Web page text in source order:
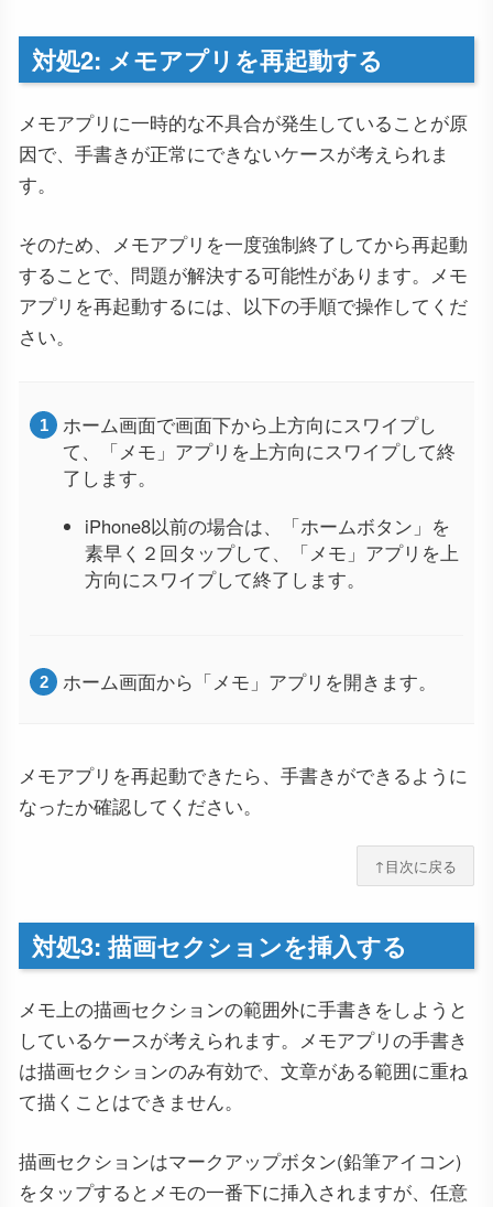
対処2: メモアプリを再起動する
メモアプリに一時的な不具合が発生していることが原
因で、手書きが正常にできないケースが考えられま
す。
そのため、メモアプリを一度強制終了してから再起動
することで、問題が解決する可能性があります。メモ
アプリを再起動するには、以下の手順で操作してくだ
さい。
ホーム画面で画面下から上方向にスワイプし
て、「メモ」アプリを上方向にスワイプして終
了します。
iPhone8以前の場合は、「ホームボタン」を
素早く２回タップして、「メモ」アプリを上
方向にスワイプして終了します。
ホーム画面から「メモ」アプリを開きます。
メモアプリを再起動できたら、手書きができるように
なったか確認してください。
↑目次に戻る
対処3: 描画セクションを挿入する
メモ上の描画セクションの範囲外に手書きをしようと
しているケースが考えられます。メモアプリの手書き
は描画セクションのみ有効で、文章がある範囲に重ね
て描くことはできません。
描画セクションはマークアップボタン(鉛筆アイコン)
をタップするとメモの一番下に挿入されますが、任意